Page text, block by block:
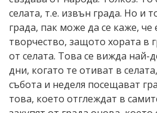
селата, т.е. извън града. Но и
града, пак може да се каже, че
творчество, защото хората в
от селата. Това се вижда най-
дни, когато те отиват в
събота и неделя посещават
това, което отглеждат в